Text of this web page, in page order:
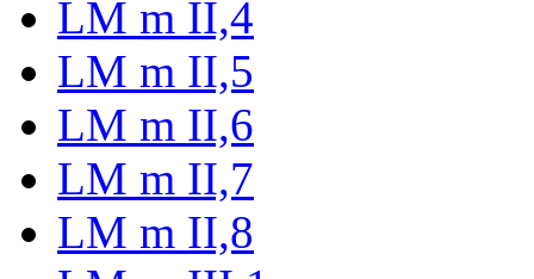
LM m II,4
LM m II,5
LM m II,6
LM m II,7
LM m II,8